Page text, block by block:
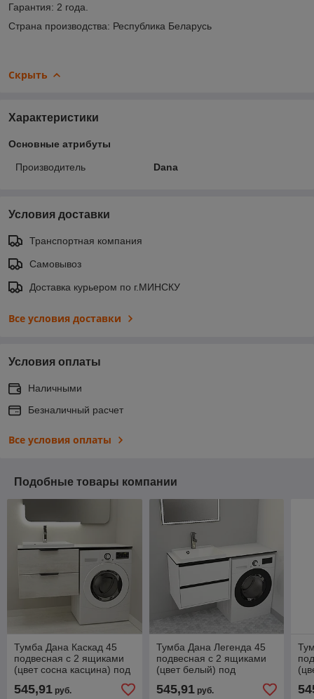
Гарантия: 2 года.
Страна производства: Республика Беларусь
Скрыть
Характеристики
Основные атрибуты
Производитель Dana
Условия доставки
Транспортная компания
Самовывоз
Доставка курьером по г.МИНСКУ
Все условия доставки
Условия оплаты
Наличными
Безналичный расчет
Все условия оплаты
Подобные товары компании
Тумба Дана Каскад 45
подвесная с 2 ящиками
(цвет сосна касцина) под
столешницу 105 см над
стиральной машиной
545,91 руб.
Тумба Дана Легенда 45
подвесная с 2 ящиками
(цвет белый) под
столешницу 105 см над
стиральной машиной
545,91руб.